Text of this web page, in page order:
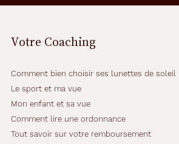
Votre Coaching
Comment bien choisir ses lunettes de soleil
Le sport et ma vue
Mon enfant et sa vue
Comment lire une ordonnance
Tout savoir sur votre remboursement